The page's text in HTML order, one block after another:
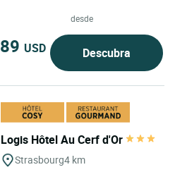
desde
89 USD Descubra
Logis Hôtel Au Cerf d'Or
Strasbourg4 km